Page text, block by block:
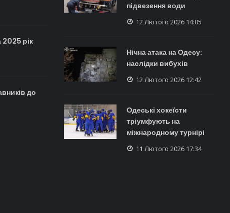
2025 рік
до
підвезення води
12 Лютого 2026 14:05
Нічна атака на Одесу:
наслідки вибухів
12 Лютого 2026 12:42
Одеські хокеїсти
тріумфують на
міжнародному турнірі
11 Лютого 2026 17:34